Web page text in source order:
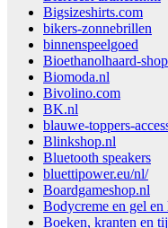
Bigsizeshirts.com
bikers-zonnebrillen
binnenspeelgoed
Bioethanolhaard-
Biomoda.nl
Bivolino.com
BK.nl
blauwe-toppers-
Blinkshop.nl
Bluetooth speakers
bluettipower.eu/nl/
Boardgameshop.nl
Bodycreme en gel en
Boeken, kranten en